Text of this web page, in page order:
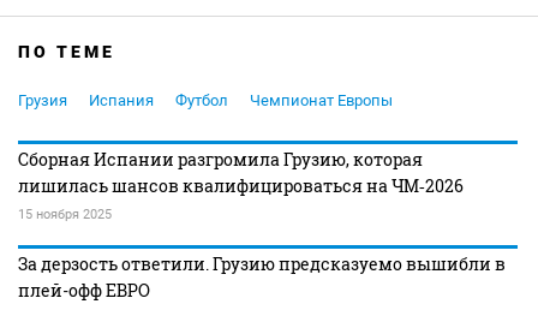
ПО ТЕМЕ
Грузия Испания Футбол Чемпионат Европы
Сборная Испании разгромила Грузию, которая
лишилась шансов квалифицироваться на ЧМ‑2026
15 ноября 2025
За дерзость ответили. Грузию предсказуемо вышибли в
плей-офф ЕВРО